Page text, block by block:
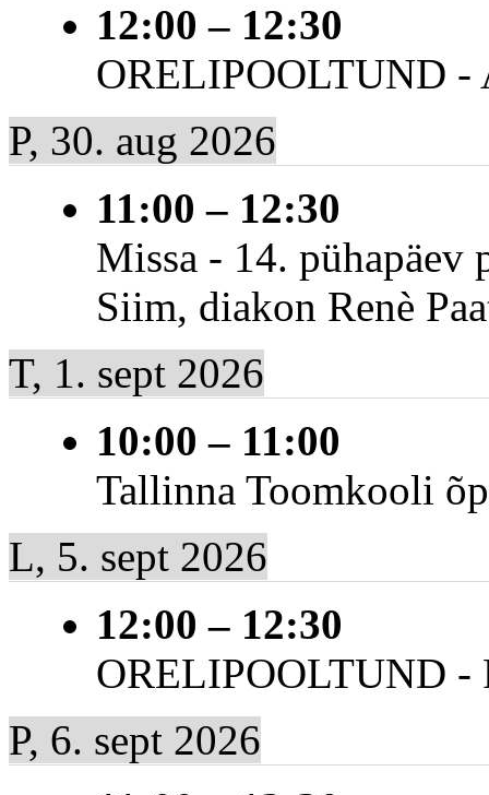
12:00 – 12:30
ORELIPOOLTUND -
P, 30. aug 2026
11:00 – 12:30
Missa - 14. pühapäev
Siim, diakon Renè
T, 1. sept 2026
10:00 – 11:00
Tallinna Toomkooli
L, 5. sept 2026
12:00 – 12:30
ORELIPOOLTUND -
P, 6. sept 2026